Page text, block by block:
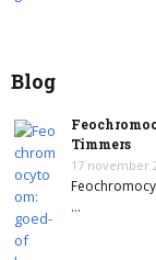
Blog
Timmers
17 november
…